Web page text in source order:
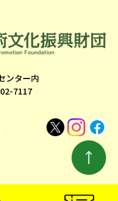
ンター内
7117